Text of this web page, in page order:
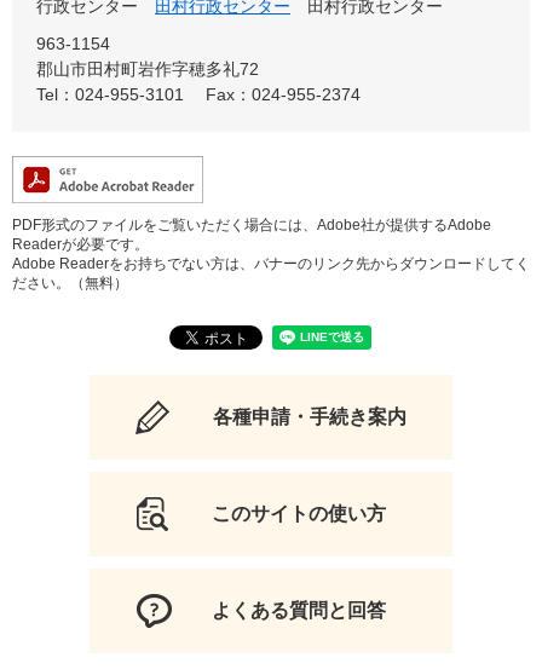
行政センター 田村行政センター
田村行政センター
963-1154
郡山市田村町岩作字穂多礼72
Tel：024-955-3101
Fax：024-955-2374
PDF形式のファイルをご覧いただく場合には、Adobe社が提供するAdobe
Readerが必要です。
Adobe Readerをお持ちでない方は、バナーのリンク先からダウンロードしてく
ださい。（無料）
各種申請・手続き案内
このサイトの使い方
よくある質問と回答